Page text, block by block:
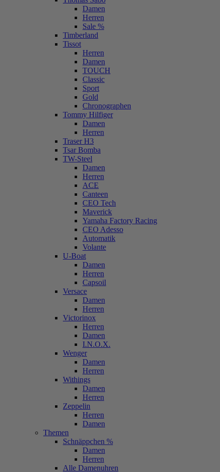
Damen
Herren
Sale %
Timberland
Tissot
Herren
Damen
TOUCH
Classic
Sport
Gold
Chronographen
Tommy Hilfiger
Damen
Herren
Traser H3
Tsar Bomba
TW-Steel
Damen
Herren
ACE
Canteen
CEO Tech
Maverick
Yamaha Factory Racing
CEO Adesso
Automatik
Volante
U-Boat
Damen
Herren
Capsoil
Versace
Damen
Herren
Victorinox
Herren
Damen
I.N.O.X.
Wenger
Damen
Herren
Withings
Damen
Herren
Zeppelin
Herren
Damen
Themen
Schnäppchen %
Damen
Herren
Alle Damenuhren